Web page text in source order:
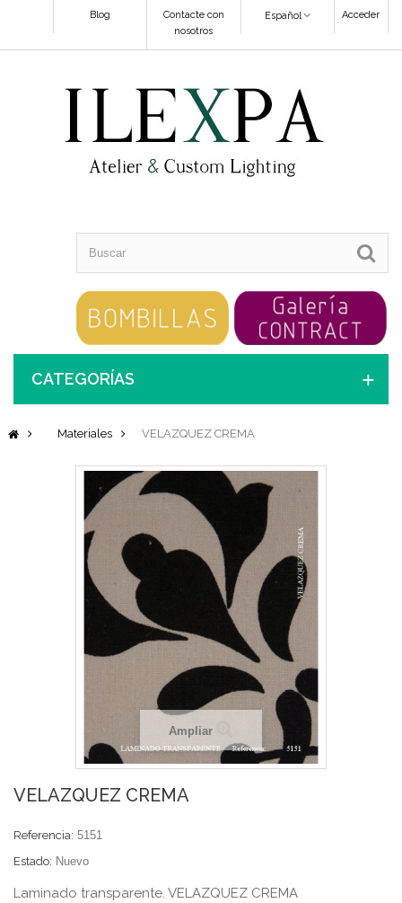
Acceder
Español
Contacte con
nosotros
Blog
CATEGORÍAS
Materiales VELAZQUEZ CREMA
Ampliar
VELAZQUEZ CREMA
Referencia: 5151
Estado: Nuevo
Laminado transparente. VELAZQUEZ CREMA